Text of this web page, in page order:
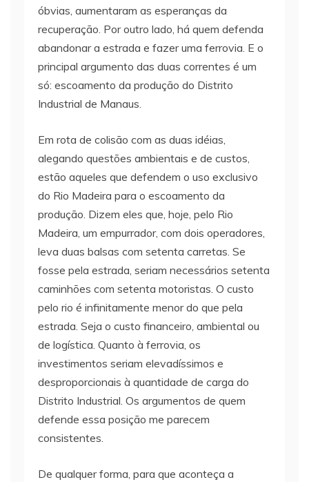
óbvias, aumentaram as esperanças da
recuperação. Por outro lado, há quem defenda
abandonar a estrada e fazer uma ferrovia. E o
principal argumento das duas correntes é um
só: escoamento da produção do Distrito
Industrial de Manaus.
Em rota de colisão com as duas idéias,
alegando questões ambientais e de custos,
estão aqueles que defendem o uso exclusivo
do Rio Madeira para o escoamento da
produção. Dizem eles que, hoje, pelo Rio
Madeira, um empurrador, com dois operadores,
leva duas balsas com setenta carretas. Se
fosse pela estrada, seriam necessários setenta
caminhões com setenta motoristas. O custo
pelo rio é infinitamente menor do que pela
estrada. Seja o custo financeiro, ambiental ou
de logística. Quanto à ferrovia, os
investimentos seriam elevadíssimos e
desproporcionais à quantidade de carga do
Distrito Industrial. Os argumentos de quem
defende essa posição me parecem
consistentes.
De qualquer forma, para que aconteça a